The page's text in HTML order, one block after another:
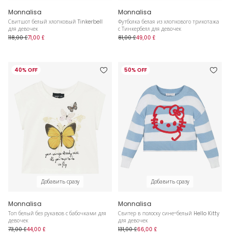
Monnalisa
Свитшот белый хлопковый Tinkerbell
для девочек
118,00 £71,00 £
Monnalisa
Футболка белая из хлопкового трикотажа
с Тинкербелл для девочек
81,00 £49,00 £
40% OFF
Добавить сразу
Monnalisa
Топ белый без рукавов с бабочками для
девочек
73,00 £44,00 £
50% OFF
Добавить сразу
Monnalisa
Свитер в полоску сине-белый Hello Kitty
для девочек
131,00 £66,00 £